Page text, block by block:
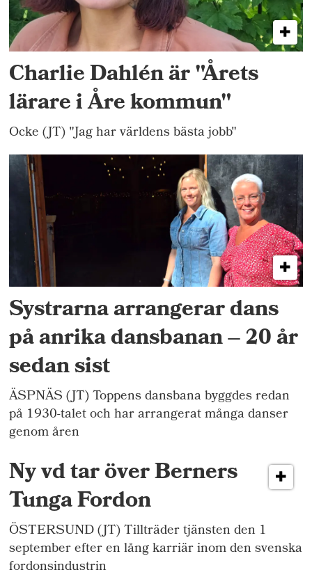
Charlie Dahlén är "Årets
lärare i Åre kommun"
Ocke (JT) "Jag har världens bästa jobb"
Systrarna arrangerar dans
på anrika dansbanan – 20 år
sedan sist
ÄSPNÄS (JT) Toppens dansbana byggdes redan
på 1930-talet och har arrangerat många danser
genom åren
Ny vd tar över Berners
Tunga Fordon
ÖSTERSUND (JT) Tillträder tjänsten den 1
september efter en lång karriär inom den svenska
fordonsindustrin